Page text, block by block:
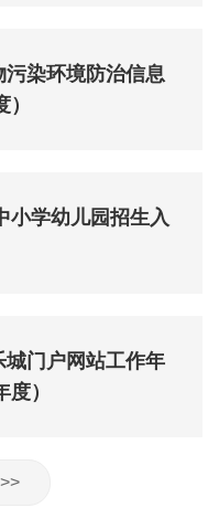
染环境防治信息
小学幼儿园招生入
门户网站工作年
）